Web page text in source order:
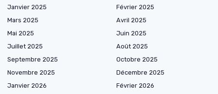
Janvier 2025
Février 2025
Mars 2025
Avril 2025
Mai 2025
Juin 2025
Juillet 2025
Août 2025
Septembre 2025
Octobre 2025
Novembre 2025
Décembre 2025
Janvier 2026
Février 2026